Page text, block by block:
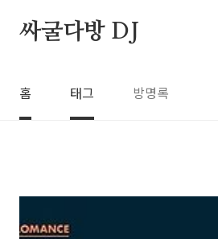
싸굴다방 DJ
홈 태그 방명록